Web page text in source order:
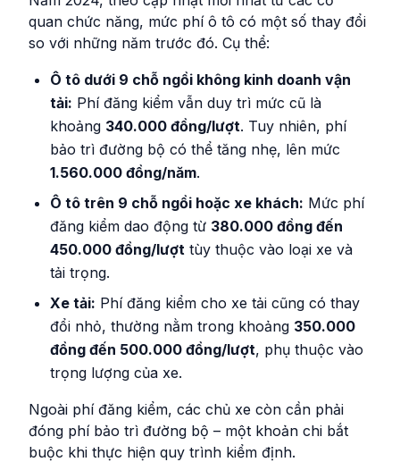
quan chức năng, mức phí ô tô có một số thay đổi
so với những năm trước đó. Cụ thể:
Ô tô dưới 9 chỗ ngồi không kinh doanh vận
tải: Phí đăng kiểm vẫn duy trì mức cũ là
khoảng 340.000 đồng/lượt. Tuy nhiên, phí
bảo trì đường bộ có thể tăng nhẹ, lên mức
1.560.000 đồng/năm.
Ô tô trên 9 chỗ ngồi hoặc xe khách: Mức phí
đăng kiểm dao động từ 380.000 đồng đến
450.000 đồng/lượt tùy thuộc vào loại xe và
tải trọng.
Xe tải: Phí đăng kiểm cho xe tải cũng có thay
đổi nhỏ, thường nằm trong khoảng 350.000
đồng đến 500.000 đồng/lượt, phụ thuộc vào
trọng lượng của xe.
Ngoài phí đăng kiểm, các chủ xe còn cần phải
đóng phí bảo trì đường bộ – một khoản chi bắt
buộc khi thực hiện quy trình kiểm định.